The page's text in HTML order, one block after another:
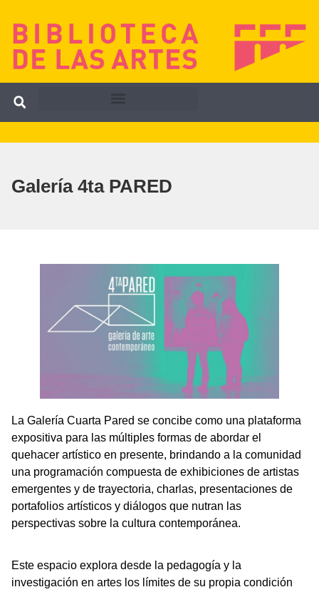
Galería 4ta PARED
La Galería Cuarta Pared se concibe como una plataforma
expositiva para las múltiples formas de abordar el
quehacer artístico en presente, brindando a la comunidad
una programación compuesta de exhibiciones de artistas
emergentes y de trayectoria, charlas, presentaciones de
portafolios artísticos y diálogos que nutran las
perspectivas sobre la cultura contemporánea.
Este espacio explora desde la pedagogía y la
investigación en artes los límites de su propia condición